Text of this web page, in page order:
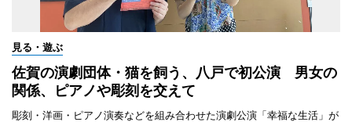
見る・遊ぶ
佐賀の演劇団体・猫を飼う、八戸で初公演 男女の
関係、ピアノや彫刻を交えて
彫刻・洋画・ピアノ演奏などを組み合わせた演劇公演「幸福な生活」が